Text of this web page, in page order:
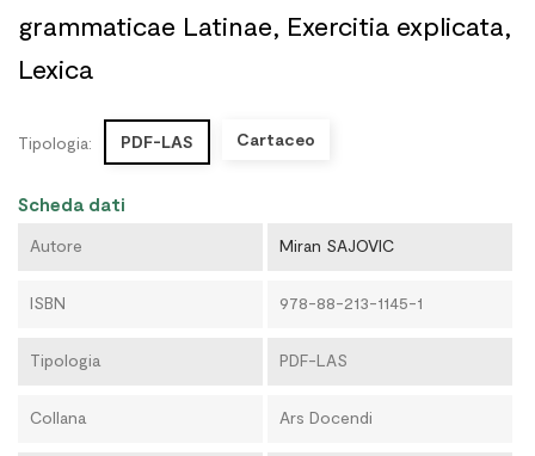
grammaticae Latinae, Exercitia explicata,
Lexica
Tipologia: PDF-LAS Cartaceo
Scheda dati
Autore Miran SAJOVIC
ISBN 978-88-213-1145-1
Tipologia PDF-LAS
Collana Ars Docendi